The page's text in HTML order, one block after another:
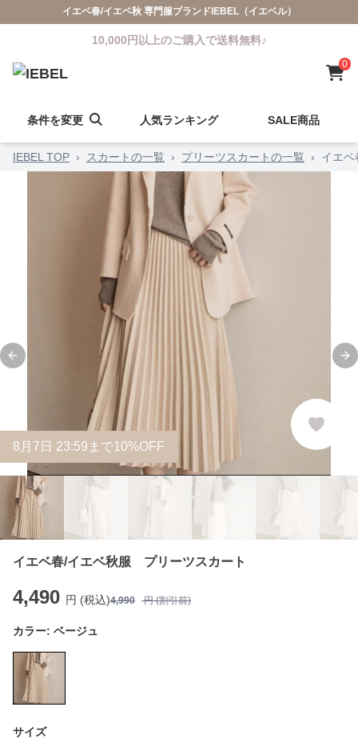
イエベ春/イエベ秋 専門服ブランドIEBEL（イエベル）
10,000円以上のご購入で送料無料♪
0
条件を変更 人気ランキング SALE商品
IEBEL TOP › スカートの一覧 › プリーツスカートの一覧 › イエ
Previous slide
8 月 7 日 23:59まで10%OFF
イエベ春/イエベ秋服 プリーツスカート
4,490 円 (税込)4,990 円 (割引前)
カラー: ベージュ
サイズ